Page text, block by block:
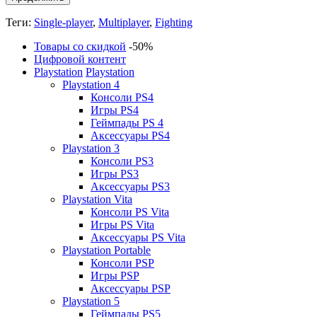
Теги: Single-player, Multiplayer, Fighting
Товары со скидкой -50%
Цифровой контент
Playstation Playstation
Playstation 4
Консоли PS4
Игры PS4
Геймпады PS 4
Аксессуары PS4
Playstation 3
Консоли PS3
Игры PS3
Аксессуары PS3
Playstation Vita
Консоли PS Vita
Игры PS Vita
Аксессуары PS Vita
Playstation Portable
Консоли PSP
Игры PSP
Аксессуары PSP
Playstation 5
Геймпады PS5